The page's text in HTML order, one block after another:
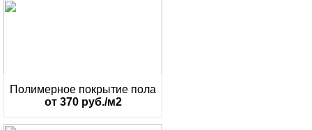
Полимерное покрытие пола
от 370 руб./м2